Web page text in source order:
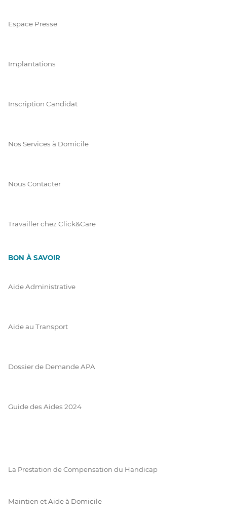
Espace Presse
Implantations
Inscription Candidat
Nos Services à Domicile
Nous Contacter
Travailler chez Click&Care
BON À SAVOIR
Aide Administrative
Aide au Transport
Dossier de Demande APA
Guide des Aides 2024
La Prestation de Compensation du Handicap
Maintien et Aide à Domicile